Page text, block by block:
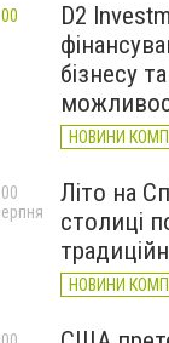
D2
бізнесу
НОВИНИ
Літо на
столиці
НОВИНИ